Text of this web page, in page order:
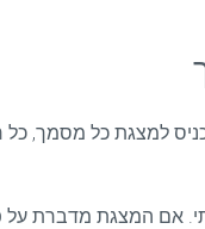
למצגת כל מסמך,
אם המצגת מדברת על